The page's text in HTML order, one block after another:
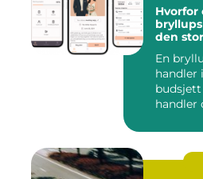
Hvorfor
den
En
handler
handler